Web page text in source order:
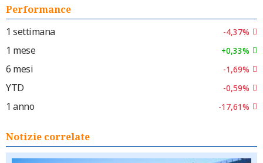
Performance
1 settimana
-4,37%
1 mese +0,33%
6 mesi -1,69%
YTD -0,59%
1 anno -17,61%
Notizie correlate